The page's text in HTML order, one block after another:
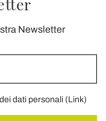
Newsletter
dati personali (Link)